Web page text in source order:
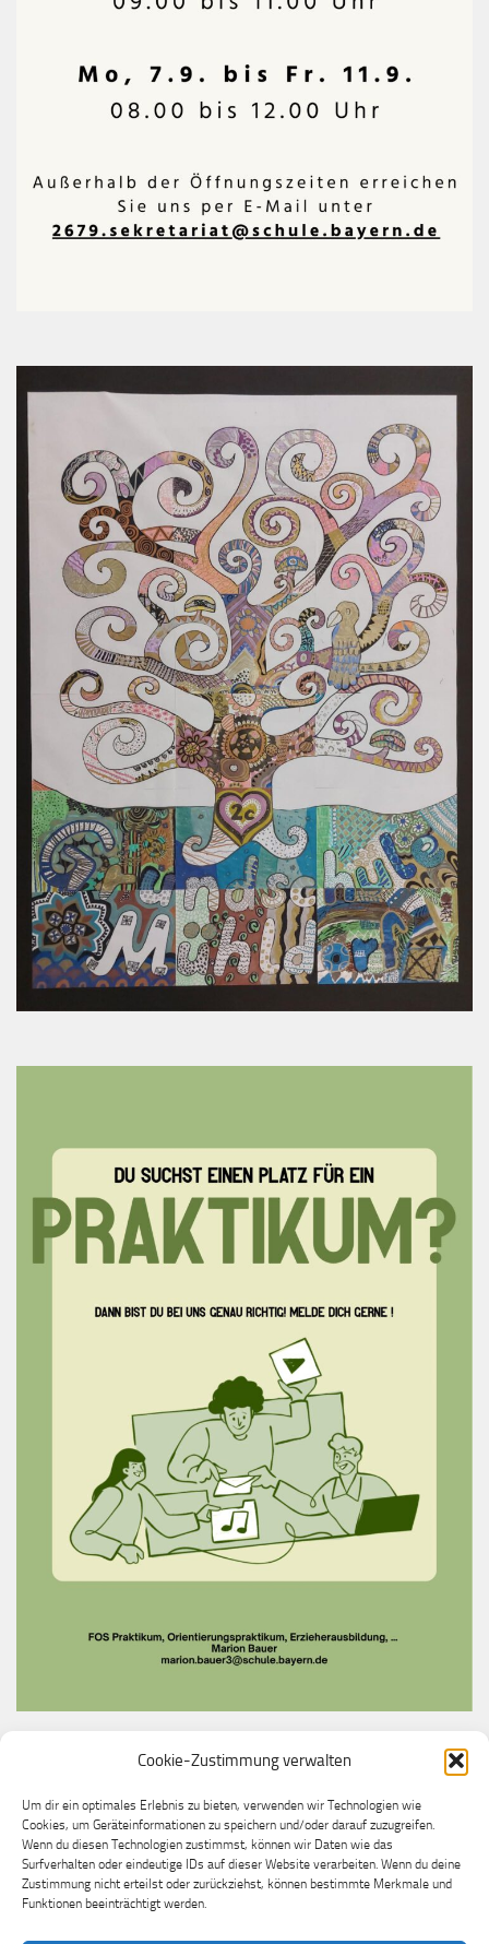
Cookie-Zustimmung verwalten
Um dir ein optimales Erlebnis zu bieten, verwenden wir Technologien wie
Cookies, um Geräteinformationen zu speichern und/oder darauf zuzugreifen.
Wenn du diesen Technologien zustimmst, können wir Daten wie das
Surfverhalten oder eindeutige IDs auf dieser Website verarbeiten. Wenn du deine
Zustimmung nicht erteilst oder zurückziehst, können bestimmte Merkmale und
Funktionen beeinträchtigt werden.
Melde dich gerne bei unserer Praktikumslehrkraft
Frau Marion Bauer